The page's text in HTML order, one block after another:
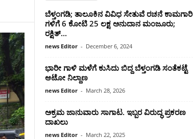
ಬೆಳ್ತಂಗಡಿ; ತಾಲೂಕಿನ ವಿವಿಧ ಸೇತುವೆ ರಚನೆ ಕಾಮಗಾರಿ
ಗಳಿಗೆ 6 ಕೋಟಿ 25 ಲಕ್ಷ ಅನುದಾನ ಮಂಜೂರು;
ರಕ್ಷಿತ್...
news Editor - December 6, 2024
ಭಾರೀ ಗಾಳಿ ಮಳೆಗೆ ಕುಸಿದು ಬಿದ್ದ ಬೆಳ್ತಂಗಡಿ ಸಂತೆಕಟ್ಟೆ
ಆಟೋ ನಿಲ್ದಾಣ
news Editor - March 28, 2026
ಅಕ್ರಮ ಜಾನುವಾರು ಸಾಗಾಟ. ಇಬ್ಬರ ವಿರುದ್ಧ ಪ್ರಕರಣ
ದಾಖಲು
news Editor - March 22, 2025